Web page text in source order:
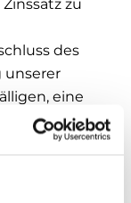
zu
des
unserer
eine
verlangen und
hiervon